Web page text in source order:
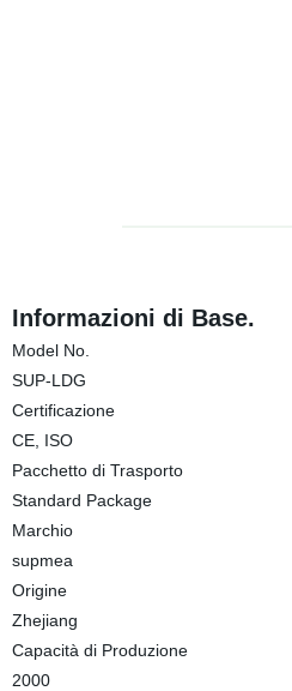
Informazioni di Base.
Model No.
SUP-LDG
Certificazione
CE, ISO
Pacchetto di Trasporto
Standard Package
Marchio
supmea
Origine
Zhejiang
Capacità di Produzione
2000